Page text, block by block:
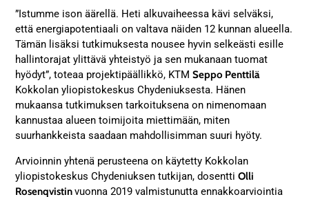
”Istumme ison äärellä. Heti alkuvaiheessa kävi selväksi,
että energiapotentiaali on valtava näiden 12 kunnan alueella.
Tämän lisäksi tutkimuksesta nousee hyvin selkeästi esille
hallintorajat ylittävä yhteistyö ja sen mukanaan tuomat
hyödyt”, toteaa projektipäällikkö, KTMSeppo Penttilä
Kokkolan yliopistokeskus Chydeniuksesta. Hänen
mukaansa tutkimuksen tarkoituksena on nimenomaan
kannustaa alueen toimijoita miettimään, miten
suurhankkeista saadaan mahdollisimman suuri hyöty.
Arvioinnin yhtenä perusteena on käytetty Kokkolan
yliopistokeskus Chydeniuksen tutkijan, dosenttiOlli
Rosenqvistinvuonna 2019 valmistunutta ennakkoarviointia